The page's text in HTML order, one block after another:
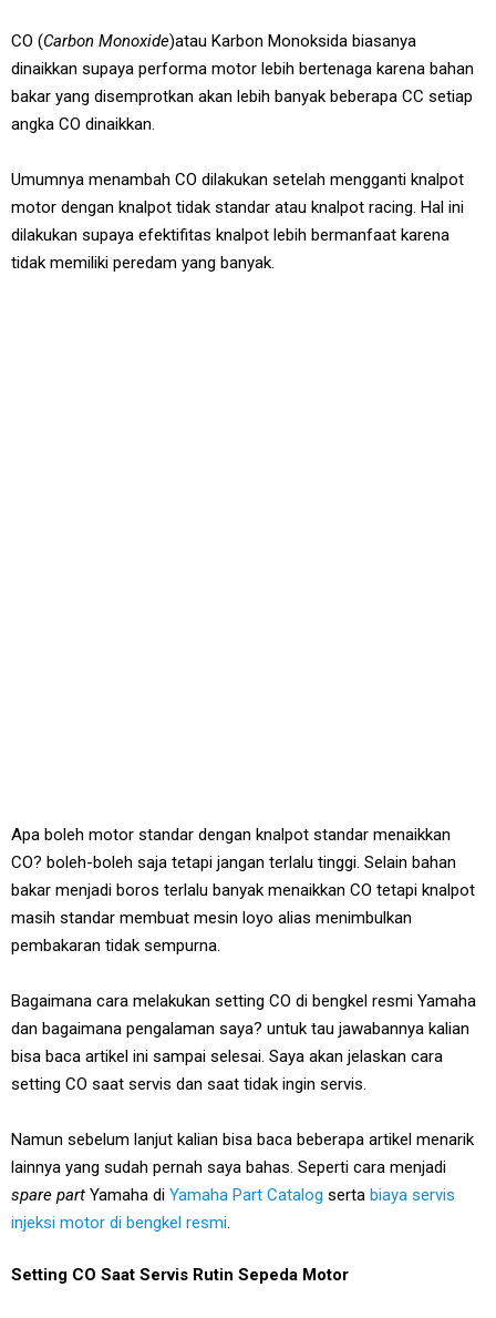
CO (Carbon Monoxide)atau Karbon Monoksida biasanya
dinaikkan supaya performa motor lebih bertenaga karena bahan
bakar yang disemprotkan akan lebih banyak beberapa CC setiap
angka CO dinaikkan.
Umumnya menambah CO dilakukan setelah mengganti knalpot
motor dengan knalpot tidak standar atau knalpot racing. Hal ini
dilakukan supaya efektifitas knalpot lebih bermanfaat karena
tidak memiliki peredam yang banyak.
Apa boleh motor standar dengan knalpot standar menaikkan
CO? boleh-boleh saja tetapi jangan terlalu tinggi. Selain bahan
bakar menjadi boros terlalu banyak menaikkan CO tetapi knalpot
masih standar membuat mesin loyo alias menimbulkan
pembakaran tidak sempurna.
Bagaimana cara melakukan setting CO di bengkel resmi Yamaha
dan bagaimana pengalaman saya? untuk tau jawabannya kalian
bisa baca artikel ini sampai selesai. Saya akan jelaskan cara
setting CO saat servis dan saat tidak ingin servis.
Namun sebelum lanjut kalian bisa baca beberapa artikel menarik
lainnya yang sudah pernah saya bahas. Seperti cara menjadi
spare part Yamaha di Yamaha Part Catalog serta biaya servis
injeksi motor di bengkel resmi
Setting CO Saat Servis Rutin Sepeda Motor